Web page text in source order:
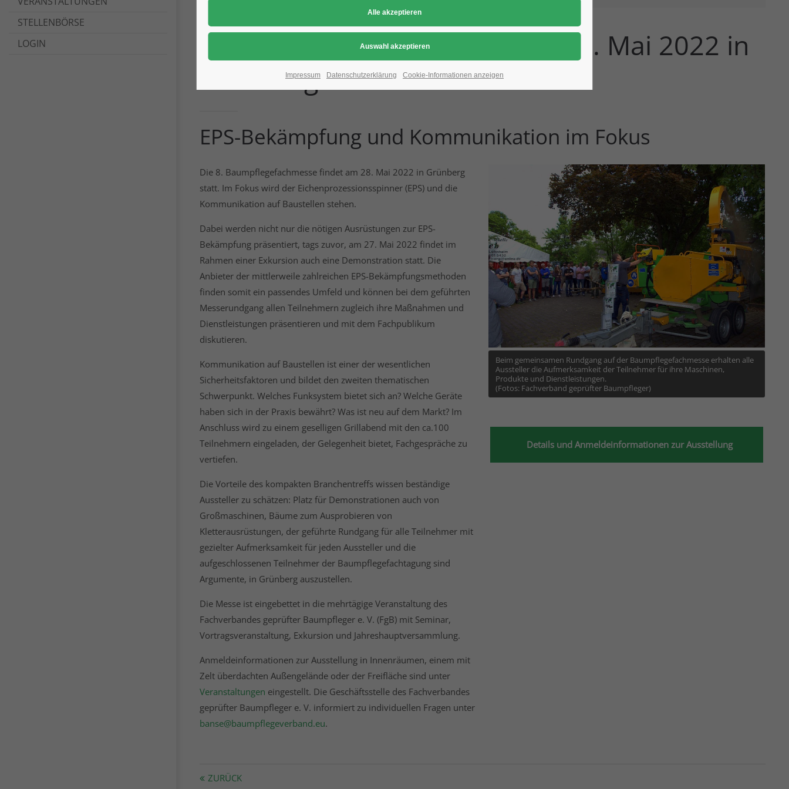
STELLENBÖRSE
LOGIN
8. Baumpflegefachmesse am 28. Mai 2022 in
Grünberg
EPS-Bekämpfung und Kommunikation im Fokus
Die 8. Baumpflegefachmesse findet am 28. Mai 2022 in Grünberg
statt. Im Fokus wird der Eichenprozessionsspinner (EPS) und die
Kommunikation auf Baustellen stehen.
Dabei werden nicht nur die nötigen Ausrüstungen zur EPS-
Bekämpfung präsentiert, tags zuvor, am 27. Mai 2022 findet im
Rahmen einer Exkursion auch eine Demonstration statt. Die
Anbieter der mittlerweile zahlreichen EPS-Bekämpfungsmethoden
finden somit ein passendes Umfeld und können bei dem geführten
Messerundgang allen Teilnehmern zugleich ihre Maßnahmen und
Dienstleistungen präsentieren und mit dem Fachpublikum
diskutieren.
Kommunikation auf Baustellen ist einer der wesentlichen
Sicherheitsfaktoren und bildet den zweiten thematischen
Schwerpunkt. Welches Funksystem bietet sich an? Welche Geräte
haben sich in der Praxis bewährt? Was ist neu auf dem Markt? Im
Anschluss wird zu einem geselligen Grillabend mit den ca.100
Teilnehmern eingeladen, der Gelegenheit bietet, Fachgespräche zu
vertiefen.
Die Vorteile des kompakten Branchentreffs wissen beständige
Aussteller zu schätzen: Platz für Demonstrationen auch von
Großmaschinen, Bäume zum Ausprobieren von
Kletterausrüstungen, der geführte Rundgang für alle Teilnehmer mit
gezielter Aufmerksamkeit für jeden Aussteller und die
aufgeschlossenen Teilnehmer der Baumpflegefachtagung sind
Argumente, in Grünberg auszustellen.
Die Messe ist eingebettet in die mehrtägige Veranstaltung des
Fachverbandes geprüfter Baumpfleger e. V. (FgB) mit Seminar,
Vortragsveranstaltung, Exkursion und Jahreshauptversammlung.
Anmeldeinformationen zur Ausstellung in Innenräumen, einem mit
Zelt überdachten Außengelände oder der Freifläche sind unter
Veranstaltungen eingestellt. Die Geschäftsstelle des Fachverbandes
geprüfter Baumpfleger e. V. informiert zu individuellen Fragen unter
banse@baumpflegeverband.eu.
Beim gemeinsamen Rundgang auf der Baumpflegefachmesse erhalten alle
Aussteller die Aufmerksamkeit der Teilnehmer für ihre Maschinen,
Produkte und Dienstleistungen.
(Fotos: Fachverband geprüfter Baumpfleger)
Details und Anmeldeinformationen zur Ausstellung
ZURÜCK
Impressum Datenschutzerklärung Cookie-Informationen anzeigen